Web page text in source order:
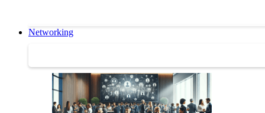
Networking